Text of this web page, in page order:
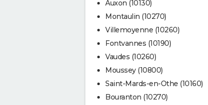
Auxon (10130)
Montaulin (10270)
Villemoyenne (10260)
Fontvannes (10190)
Vaudes (10260)
Moussey (10800)
Saint-Mards-en-Othe (10160)
Bouranton (10270)